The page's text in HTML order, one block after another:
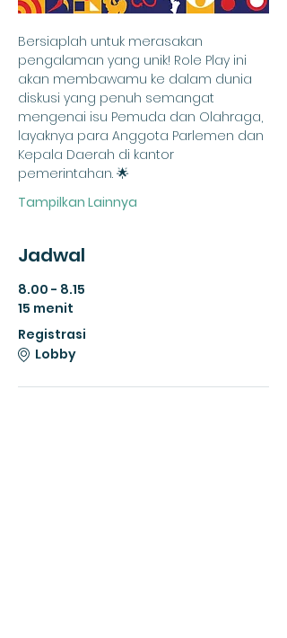
Bersiaplah untuk merasakan
pengalaman yang unik! Role Play ini
akan membawamu ke dalam dunia
diskusi yang penuh semangat
mengenai isu Pemuda dan Olahraga,
layaknya para Anggota Parlemen dan
Kepala Daerah di kantor
pemerintahan. 🌟
Tampilkan Lainnya
Jadwal
8.00 - 8.15
15 menit
Registrasi
Lobby